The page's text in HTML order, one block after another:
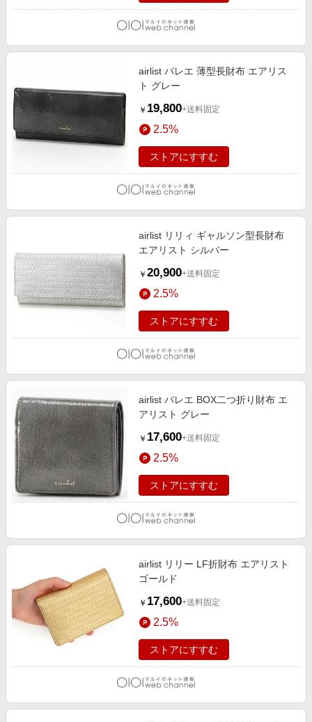
airlist バレエ 薄型長財布 エアリス
ト グレー
￥ 19,800+送料固定
2.5%
ストアにすすむ
airlist リリィ ギャルソン型長財布
エアリスト シルバー
￥ 20,900+送料固定
2.5%
ストアにすすむ
airlist バレエ BOX二つ折り財布 エ
アリスト グレー
￥ 17,600+送料固定
2.5%
ストアにすすむ
airlist リリー LF折財布 エアリスト
ゴールド
￥ 17,600+送料固定
2.5%
ストアにすすむ